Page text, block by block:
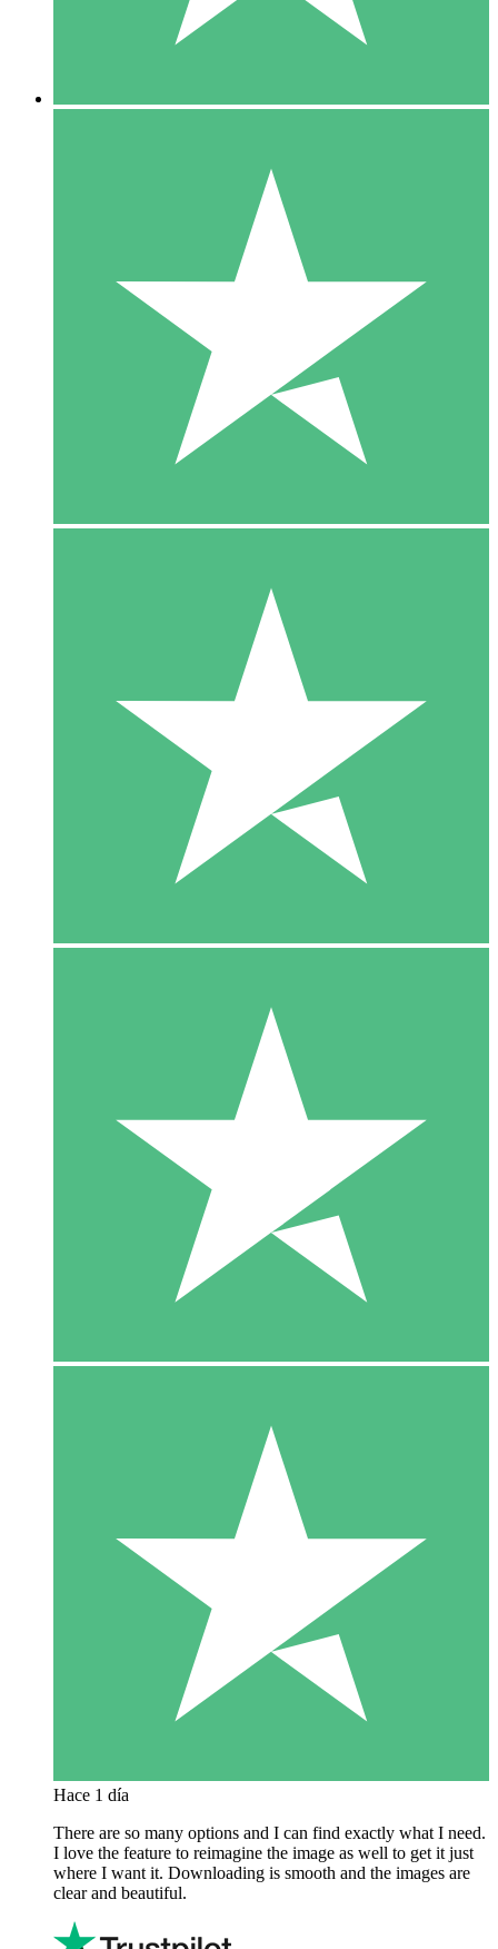
Hace 1 día
There are so many options and I can find exactly what I need.
I love the feature to reimagine the image as well to get it just
where I want it. Downloading is smooth and the images are
clear and beautiful.